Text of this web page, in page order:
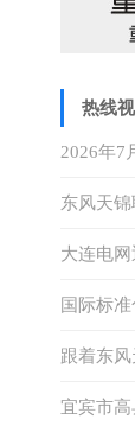
热线
2026年7
象站日
东风天
答何为“
大连电
升至875
国际标
秘书处
跟着东
特·易行
宜宾市